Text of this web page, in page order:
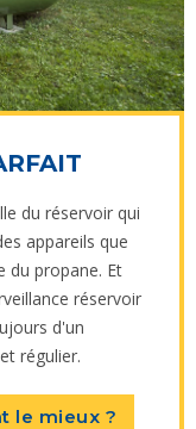
du réservoir qui
appareils que
du propane. Et
réservoir
d'un
régulier.
le mieux ?